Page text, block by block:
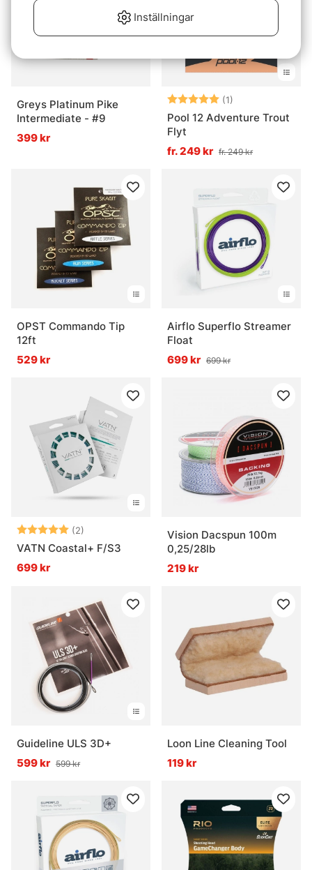
Greys Platinum Pike
Intermediate - #9
399 kr
Betyg: (1)
Pool 12 Adventure Trout
Flyt
fr. 249 kr fr. 249 kr
OPST Commando Tip
12ft
529 kr
Airflo Superflo Streamer
Float
699 kr 699 kr
Betyg: (2)
5.0 utav 5 stjärnor
VATN Coastal+ F/S3
699 kr
Vision Dacspun 100m
0,25/28lb
219 kr
Guideline ULS 3D+
599 kr 599 kr
Loon Line Cleaning Tool
119 kr
Inställningar